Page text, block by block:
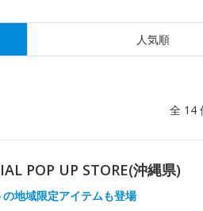
人気順
全 14
POP UP STORE(沖縄県)
地域限定アイテムも登場